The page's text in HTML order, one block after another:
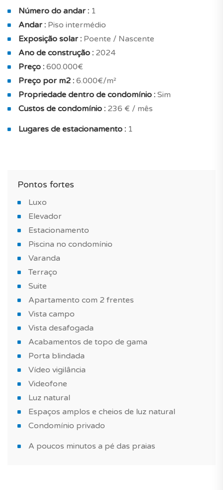
térmico, habitação energeticamente eficiente e
integralmente eléctrico.
Vendido com 1 lugar de parqueamento privado e
arrecadação.
Não perca a oportunidade de comprar esta nova
construção no concelho de Castro Marim, num
empreendimento pensado para oferecer uma
experiência única de exclusividade e conforto!
*FOTOS DO APARTAMENTO MODELO
Número do andar : 1
Andar : Piso intermédio
Exposição solar : Poente / Nascente
Ano de construção : 2024
Preço : 600.000€
Preço por m2 : 6.000€/m²
Propriedade dentro de condomínio : Sim
Custos de condomínio : 236 € / mês
Lugares de estacionamento : 1
Pontos fortes
Luxo
Elevador
Estacionamento
Piscina no condomínio
Varanda
Terraço
Suite
Apartamento com 2 frentes
Vista campo
Vista desafogada
Acabamentos de topo de gama
Porta blindada
Vídeo vigilância
Videofone
Luz natural
Espaços amplos e cheios de luz natural
Condomínio privado
A poucos minutos a pé das praias